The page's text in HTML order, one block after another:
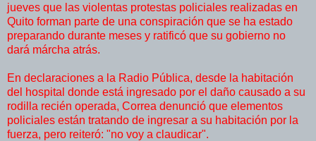
jueves que las violentas protestas policiales realizadas en
Quito forman parte de una conspiración que se ha estado
preparando durante meses y ratificó que su gobierno no
dará márcha atrás.
En declaraciones a la Radio Pública, desde la habitación
del hospital donde está ingresado por el daño causado a su
rodilla recién operada, Correa denunció que elementos
policiales están tratando de ingresar a su habitación por la
fuerza, pero reiteró: "no voy a claudicar".